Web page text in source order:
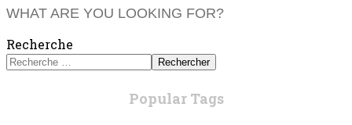
WHAT ARE YOU LOOKING FOR?
Recherche
Rechercher
Popular Tags